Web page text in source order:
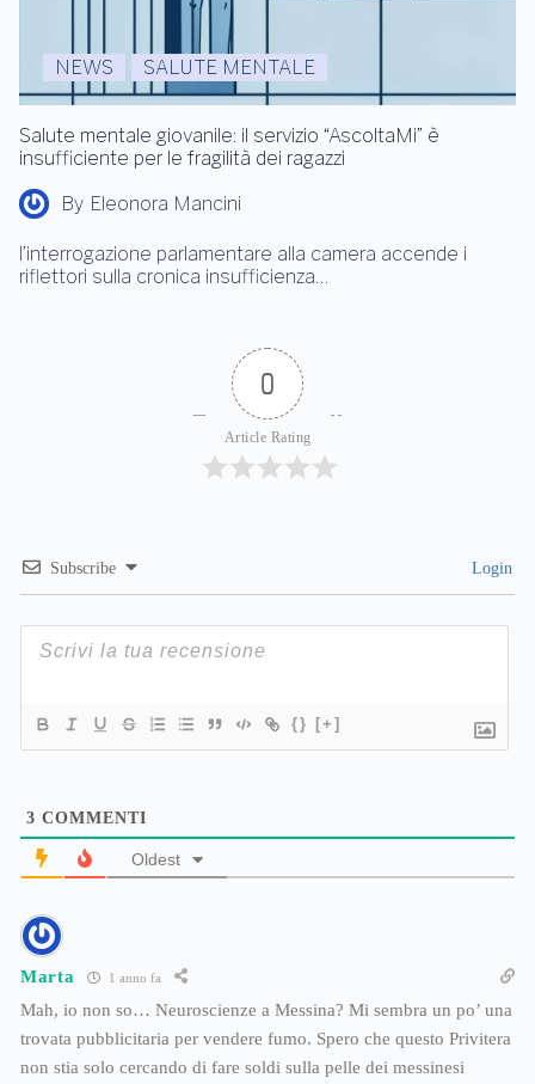
NEWS SALUTE MENTALE
Salute mentale giovanile: il servizio “AscoltaMi” è
insufficiente per le fragilità dei ragazzi
By Eleonora Mancini
l’interrogazione parlamentare alla camera accende i
riflettori sulla cronica insufficienza…
0
Article Rating
Subscribe Login
{} [+]
3 COMMENTI
Oldest
Marta 1 anno fa
Mah, io non so… Neuroscienze a Messina? Mi sembra un po’ una
trovata pubblicitaria per vendere fumo. Spero che questo Privitera
non stia solo cercando di fare soldi sulla pelle dei messinesi